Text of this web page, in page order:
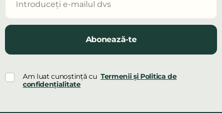
Abonează-te
Am luat cunoștință cu Termenii și Politica de
confidențialitate